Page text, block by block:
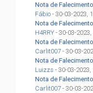
Nota de
Fábio - 30-03-2023,
Nota de
H4RRY - 30-03-2023,
Nota de
Carlit007 - 30-03-
Nota de
Luizzs - 30-03-2023,
Nota de
Carlit007 - 30-03-